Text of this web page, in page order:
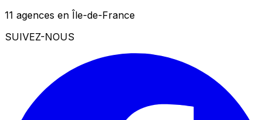
11 agences en Île-de-France
SUIVEZ-NOUS